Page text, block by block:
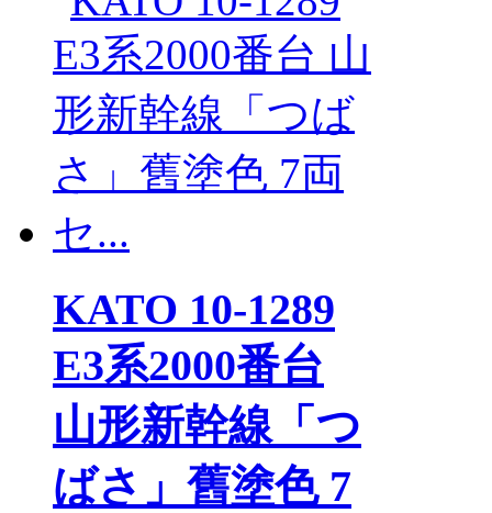
KATO 10-1289
E3系2000番台
山形新幹線「つ
ばさ」舊塗色 7